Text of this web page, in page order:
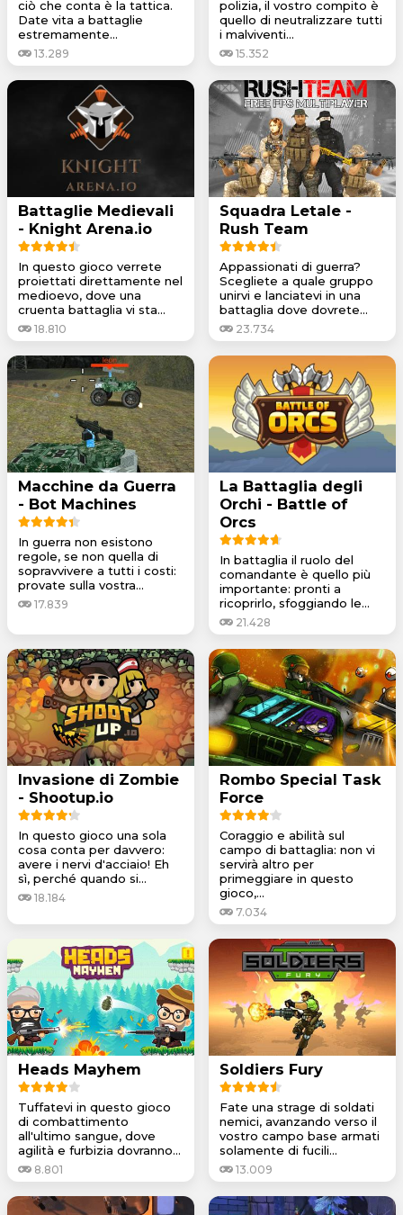
ciò che conta è la tattica.
Date vita a battaglie
estremamente...
13.289
polizia, il vostro compito è
quello di neutralizzare tutti
i malviventi...
15.352
Battaglie Medievali
- Knight Arena.io
In questo gioco verrete
proiettati direttamente nel
medioevo, dove una
cruenta battaglia vi sta...
18.810
Squadra Letale -
Rush Team
Appassionati di guerra?
Scegliete a quale gruppo
unirvi e lanciatevi in una
battaglia dove dovrete...
23.734
Macchine da Guerra
- Bot Machines
In guerra non esistono
regole, se non quella di
sopravvivere a tutti i costi:
provate sulla vostra...
17.839
La Battaglia degli
Orchi - Battle of
Orcs
In battaglia il ruolo del
comandante è quello più
importante: pronti a
ricoprirlo, sfoggiando le...
21.428
Invasione di Zombie
- Shootup.io
In questo gioco una sola
cosa conta per davvero:
avere i nervi d'acciaio! Eh
sì, perché quando si...
18.184
Rombo Special Task
Force
Coraggio e abilità sul
campo di battaglia: non vi
servirà altro per
primeggiare in questo
gioco,...
7.034
Heads Mayhem
Tuffatevi in questo gioco
di combattimento
all'ultimo sangue, dove
agilità e furbizia dovranno...
8.801
Soldiers Fury
Fate una strage di soldati
nemici, avanzando verso il
vostro campo base armati
solamente di fucili...
13.009